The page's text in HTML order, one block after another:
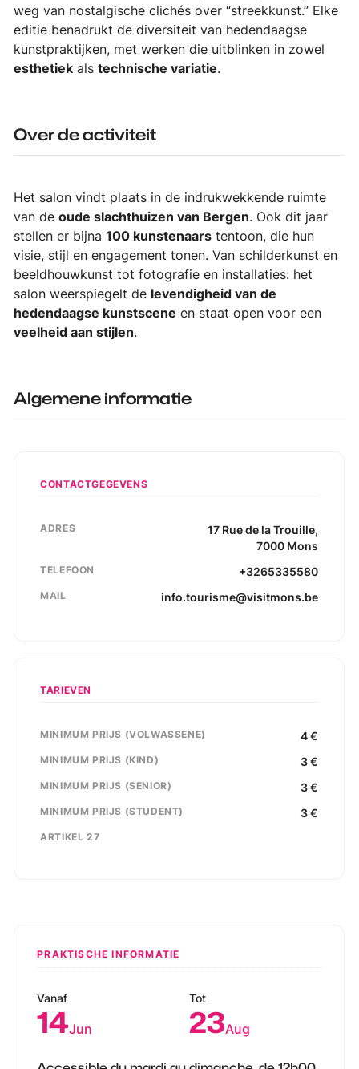
weg van nostalgische clichés over “streekkunst.” Elke
editie benadrukt de diversiteit van hedendaagse
kunstpraktijken, met werken die uitblinken in zowel
esthetiek alstechnische variatie.
Over de activiteit
Het salon vindt plaats in de indrukwekkende ruimte
van deoude slachthuizen van Bergen. Ook dit jaar
stellen er bijna100 kunstenaars tentoon, die hun
visie, stijl en engagement tonen. Van schilderkunst en
beeldhouwkunst tot fotografie en installaties: het
salon weerspiegelt de levendigheid van de
hedendaagse kunstscene en staat open voor een
veelheid aan stijlen.
Algemene informatie
CONTACTGEGEVENS
ADRES 17 Rue de la Trouille,
7000 Mons
TELEFOON +3265335580
MAIL info.tourisme@visitmons.be
TARIEVEN
MINIMUM PRIJS (VOLWASSENE) 4€
MINIMUM PRIJS (KIND) 3€
MINIMUM PRIJS (SENIOR) 3€
MINIMUM PRIJS (STUDENT) 3€
ARTIKEL 27
PRAKTISCHE INFORMATIE
Vanaf
14Jun
Tot
23Aug